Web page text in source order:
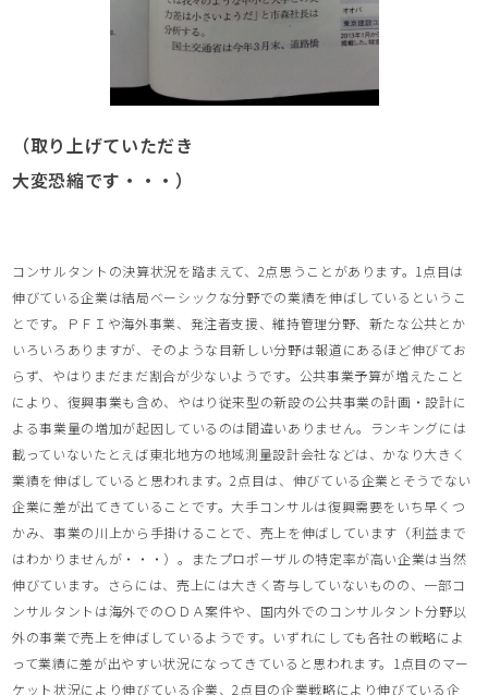
（取り上げていただき
大変恐縮です・・・）
コンサルタントの決算状況を踏まえて、2点思うことがあります。1点目は
伸びている企業は結局ベーシックな分野での業績を伸ばしているというこ
とです。ＰＦＩや海外事業、発注者支援、維持管理分野、新たな公共とか
いろいろありますが、そのような目新しい分野は報道にあるほど伸びてお
らず、やはりまだまだ割合が少ないようです。公共事業予算が増えたこと
により、復興事業も含め、やはり従来型の新設の公共事業の計画・設計に
よる事業量の増加が起因しているのは間違いありません。ランキングには
載っていないたとえば東北地方の地域測量設計会社などは、かなり大きく
業績を伸ばしていると思われます。2点目は、伸びている企業とそうでない
企業に差が出てきていることです。大手コンサルは復興需要をいち早くつ
かみ、事業の川上から手掛けることで、売上を伸ばしています（利益まで
はわかりませんが・・・）。またプロポーザルの特定率が高い企業は当然
伸びています。さらには、売上には大きく寄与していないものの、一部コ
ンサルタントは海外でのＯＤＡ案件や、国内外でのコンサルタント分野以
外の事業で売上を伸ばしているようです。いずれにしても各社の戦略によ
って業績に差が出やすい状況になってきていると思われます。1点目のマー
ケット状況により伸びている企業、2点目の企業戦略により伸びている企